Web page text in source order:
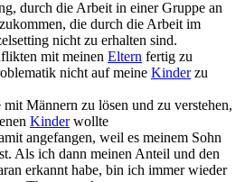
durch die Arbeit in einer Gruppe an
die durch die Arbeit im
nicht zu erhalten sind.
mit meinen Eltern fertig zu
nicht auf meine Kinderzu
Männern zu lösen und zu verstehen,
Kinderwollte
angefangen, weil es meinem Sohn
Als ich dann meinen Anteil und den
erkannt habe, bin ich immer wieder